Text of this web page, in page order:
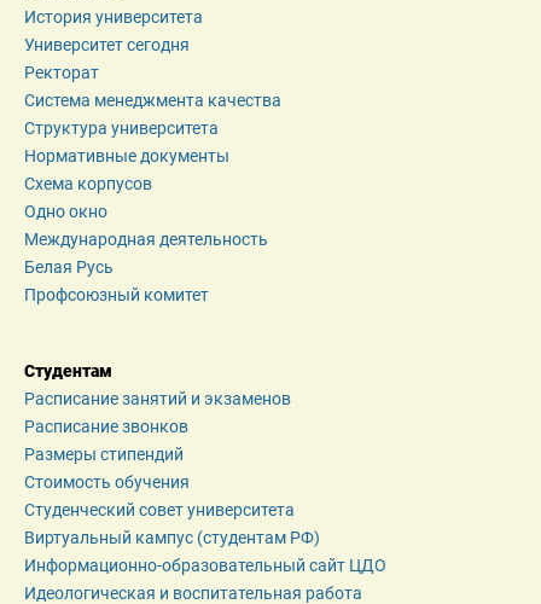
История университета
Университет сегодня
Ректорат
Система менеджмента качества
Структура университета
Нормативные документы
Схема корпусов
Одно окно
Международная деятельность
Белая Русь
Профсоюзный комитет
Студентам
Расписание занятий и экзаменов
Расписание звонков
Размеры стипендий
Стоимость обучения
Студенческий совет университета
Виртуальный кампус (студентам РФ)
Информационно-образовательный сайт ЦДО
Идеологическая и воспитательная работа